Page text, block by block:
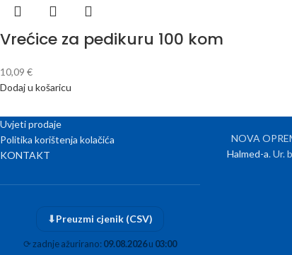
Vrećice za pedikuru 100 kom
10,09 €
Dodaj u košaricu
Uvjeti prodaje
Politika korištenja kolačića
KONTAKT
⬇Preuzmi cjenik (CSV)
⟳zadnje ažurirano:09.08.2026u 03:00
NOVA
Halmed-a. Ur.